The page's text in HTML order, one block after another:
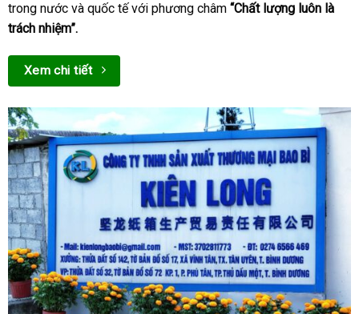
trong nước và quốc tế với phương châm “Chất lượng luôn là
trách nhiệm”.
Xem chi tiết